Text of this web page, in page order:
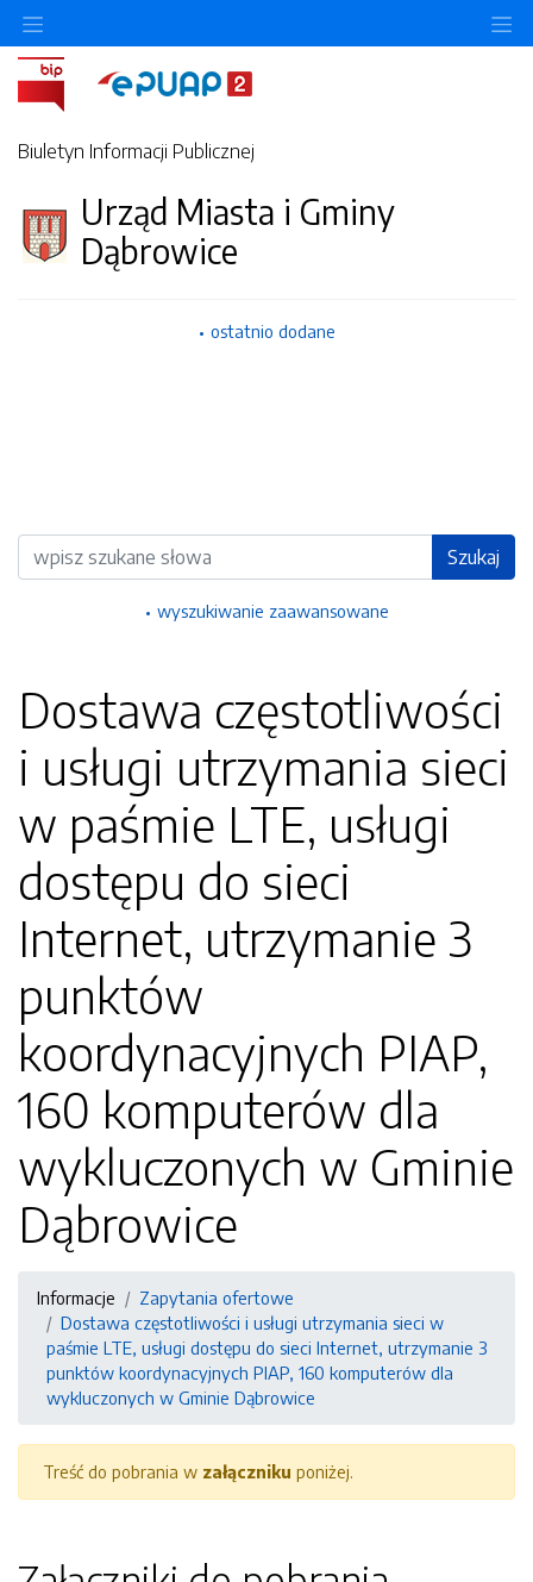
Biuletyn Informacji Publicznej
Urząd Miasta i Gminy
Dąbrowice
ostatnio dodane
Wyszukiwarka Szukaj
wyszukiwanie zaawansowane
Dostawa częstotliwości
i usługi utrzymania sieci
w paśmie LTE, usługi
dostępu do sieci
Internet, utrzymanie 3
punktów
koordynacyjnych PIAP,
160 komputerów dla
wykluczonych w Gminie
Dąbrowice
Informacje
Zapytania ofertowe
Dostawa częstotliwości i usługi utrzymania sieci w
paśmie LTE, usługi dostępu do sieci Internet, utrzymanie 3
punktów koordynacyjnych PIAP, 160 komputerów dla
wykluczonych w Gminie Dąbrowice
Treść do pobrania w załączniku poniżej.